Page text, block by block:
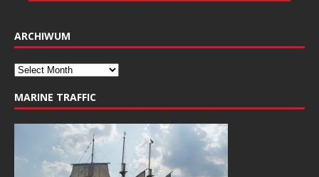
ARCHIWUM
MARINE TRAFFIC